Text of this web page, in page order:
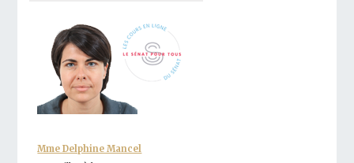
Mme Delphine Mancel